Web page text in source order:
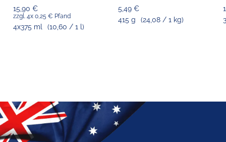
15,90 €
zzgl. 4x 0,25 € Pfand
4x375 ml (10,60 / 1 l)
Beetroot
5,49 €
415 g
(24,08 / 1 kg)